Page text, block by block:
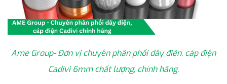
Ame Group- Đơn vị chuyên phân phối dây điện, cáp điện
Cadivi 6mm chất lượng, chính hãng.